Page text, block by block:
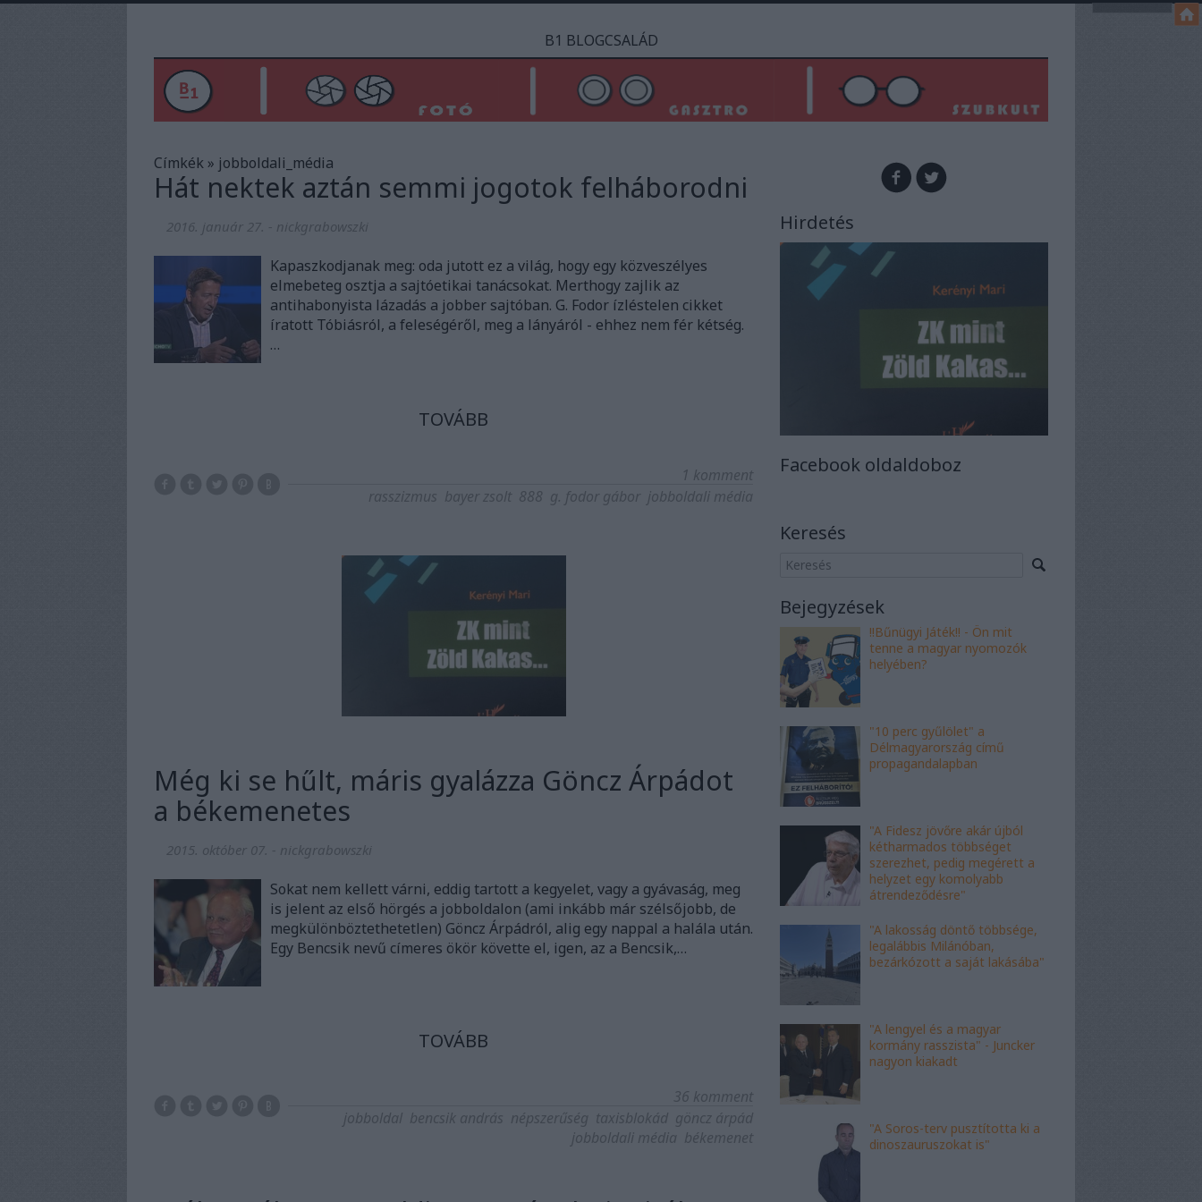
B1 BLOGCSALÁD
Címkék» jobboldali_média
Hát nektek aztán semmi jogotok felháborodni
2016. január 27. - nickgrabowszki
Kapaszkodjanak meg: oda jutott ez a világ, hogy egy közveszélyes
elmebeteg osztja a sajtóetikai tanácsokat. Merthogy zajlik az
antihabonyista lázadás a jobber sajtóban. G. Fodor ízléstelen cikket
íratott Tóbiásról, a feleségéről, meg a lányáról - ehhez nem fér kétség.
…
TOVÁBB
1 komment
rasszizmus bayer zsolt 888 g. fodor gábor jobboldali média
Még ki se hűlt, máris gyalázza Göncz Árpádot
a békemenetes
2015. október 07. - nickgrabowszki
Sokat nem kellett várni, eddig tartott a kegyelet, vagy a gyávaság, meg
is jelent az első hörgés a jobboldalon (ami inkább már szélsőjobb, de
megkülönböztethetetlen) Göncz Árpádról, alig egy nappal a halála után.
Egy Bencsik nevű címeres ökör követte el, igen, az a Bencsik,…
TOVÁBB
36 komment
jobboldal bencsik andrás népszerűség taxisblokád göncz árpád
jobboldali média békemenet
Hirdetés
Facebook oldaldoboz
Keresés
Bejegyzések
!!Bűnügyi Játék!! - Ön mit
tenne a magyar nyomozók
helyében?
"10 perc gyűlölet" a
Délmagyarország című
propagandalapban
"A Fidesz jövőre akár újból
kétharmados többséget
szerezhet, pedig megérett a
helyzet egy komolyabb
átrendeződésre"
"A lakosság döntő többsége,
legalábbis Milánóban,
bezárkózott a saját lakásába"
"A lengyel és a magyar
kormány rasszista" - Juncker
nagyon kiakadt
"A Soros-terv pusztította ki a
dinoszauruszokat is"